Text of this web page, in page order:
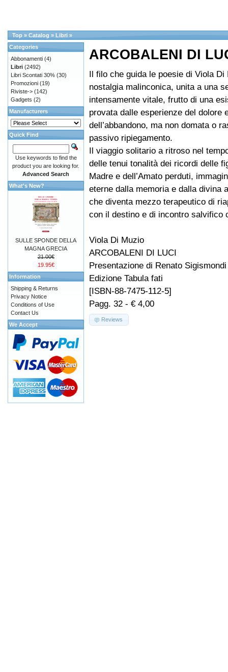
Top » Catalog » Libri »
ARCOBALENI DI
Il filo che guida le poesie di Viola Di
nostalgia malinconica, unita a una
intensamente vitale, frutto di una
provata dalle esperienze del dolore
dell’abbandono, ma non domata o
passivo ripiegamento.
Il viaggio solitario a ritroso nel
delle tenui tonalità dei ricordi delle
Madre e dell’Amato perduti,
eterne dalla memoria e dalla divina
che diventa mezzo terapeutico di
con il destino e di incontro salvifico
Viola Di Muzio
ARCOBALENI DI LUCI
Presentazione di Renato Sigismondi
Edizione Tabula fati
[ISBN-88-7475-112-5]
Pagg. 32 - € 4,00
Reviews
Categories
Abbonamenti (4)
Libri (2492)
Libri Scontati 30% (30)
Promozioni (19)
Riviste-> (142)
Gadgets (2)
Manufacturers
Quick Find
Use keywords to find the
product you are looking for.
Advanced Search
What's New?
SULLE SPONDE DELLA
MAGNA GRECIA
21.00€
19.95€
Information
Shipping & Returns
Privacy Notice
Conditions of Use
Contact Us
We Accept